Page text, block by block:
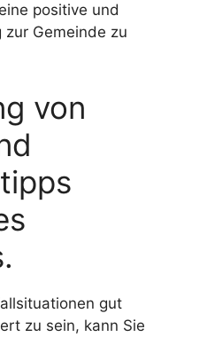
positive und
zur Gemeinde zu
von
gut
zu sein, kann Sie